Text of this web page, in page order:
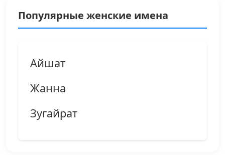
Популярные женские имена
Айшат
Жанна
Зугайрат